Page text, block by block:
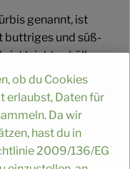
genannt, ist
buttriges und süß-
ist leicht schälbar
an einem trockenen,
Wochen, u. U.
ob du Cookies
erlaubst, Daten für
Da wir
hast du in
2009/136/EG